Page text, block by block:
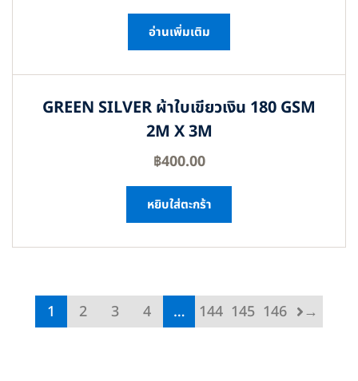
อ่านเพิ่มเติม
GREEN SILVER ผ้าใบเขียวเงิน 180 GSM
2M X 3M
฿400.00
หยิบใส่ตะกร้า
1 2 3 4 … 144 145 146 →